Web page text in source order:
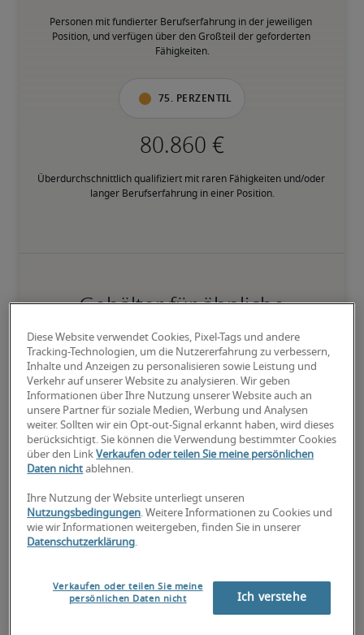
Personen mit fundierter Berufserfahrung in der jeweiligen
Position, und verfügen über den Großteil der geforderten
Fähigkeiten.
75. Perzentil
Überdurchschnittlich qualifiziert mit raren Fähigkeiten und/oder
langer Berufserfahrung in einer Position.
Gehälter für ähnliche
Positionen
Diese Website verwendet Cookies, Pixel-Tags und andere
Tracking-Technologien, um die Nutzererfahrung zu verbessern,
Inhalte und Anzeigen zu personalisieren sowie Leistung und
Verkehr auf unserer Website zu analysieren. Wir geben
Informationen über Ihre Nutzung unserer Website auch an
unsere Partner für soziale Medien, Werbung und Analysen
weiter. Sollten wir ein Opt-out-Signal erkannt haben, wird dieses
berücksichtigt. Sie können die Verwendung bestimmter Cookies
über den LinkVerkaufen oder teilen Sie meine persönlichen
Daten nicht ablehnen.
Ihre Nutzung der Website unterliegt unseren
Nutzungsbedingungen. Weitere Informationen zu Cookies und
wie wir Informationen weitergeben, finden Sie in unserer
Datenschutzerklärung.
Verkaufen oder teilen Sie meine
persönlichen Daten nicht
Ich verstehe